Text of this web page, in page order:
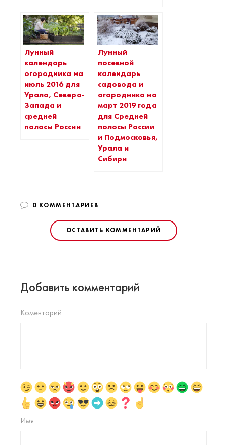
Лунный
календарь
огородника на
июль 2016 для
Урала, Северо-
Запада и
средней
полосы России
Лунный
посевной
календарь
садовода и
огородника на
март 2019 года
для Средней
полосы России
и Подмосковья,
Урала и
Сибири
0 КОММЕНТАРИЕВ
ОСТАВИТЬ КОММЕНТАРИЙ
Добавить комментарий
Коментарий
Имя